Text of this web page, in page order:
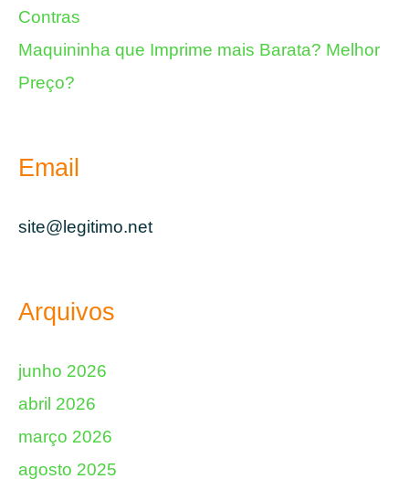
Contras
Maquininha que Imprime mais Barata? Melhor
Preço?
Email
site@legitimo.net
Arquivos
junho 2026
abril 2026
março 2026
agosto 2025